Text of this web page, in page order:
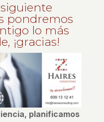
pondremos
lo más
¡gracias!
planificamos